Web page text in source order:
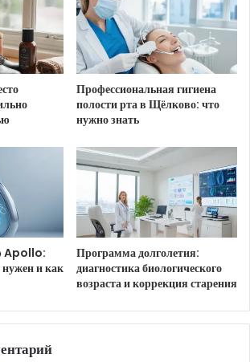
8 апреля!
на форум:
настроения.
Профессиональная гигиена
полости рта в Щёлково: что
нужно знать
Apollo:
нужен и как
Программа долголетия:
диагностика биологического
возраста и коррекция старения